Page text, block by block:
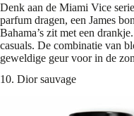
Denk aan de Miami Vice
parfum dragen, een James
Bahama’s zit met een
casuals. De combinatie van
geweldige geur voor in de
10. Dior sauvage